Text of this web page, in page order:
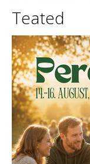
Teated